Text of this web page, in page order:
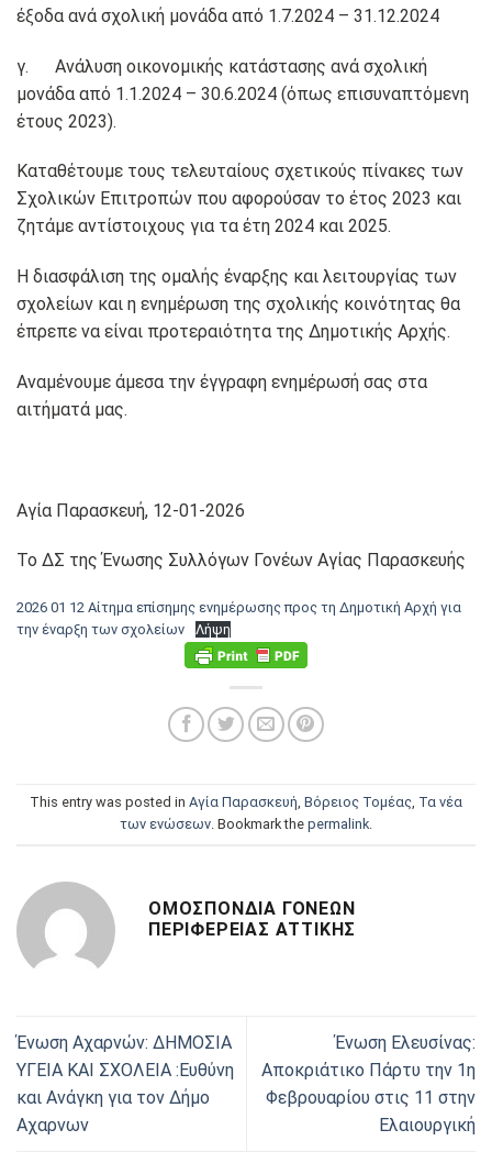
έξοδα ανά σχολική μονάδα από 1.7.2024 – 31.12.2024
γ. Ανάλυση οικονομικής κατάστασης ανά σχολική
μονάδα από 1.1.2024 – 30.6.2024 (όπως επισυναπτόμενη
έτους 2023).
Καταθέτουμε τους τελευταίους σχετικούς πίνακες των
Σχολικών Επιτροπών που αφορούσαν το έτος 2023 και
ζητάμε αντίστοιχους για τα έτη 2024 και 2025.
Η διασφάλιση της ομαλής έναρξης και λειτουργίας των
σχολείων και η ενημέρωση της σχολικής κοινότητας θα
έπρεπε να είναι προτεραιότητα της Δημοτικής Αρχής.
Αναμένουμε άμεσα την έγγραφη ενημέρωσή σας στα
αιτήματά μας.
Αγία Παρασκευή, 12-01-2026
Το ΔΣ της Ένωσης Συλλόγων Γονέων Αγίας Παρασκευής
2026 01 12 Αίτημα επίσημης ενημέρωσης προς τη Δημοτική Αρχή για
την έναρξη των σχολείων
Λήψη
This entry was posted in Αγία Παρασκευή, Βόρειος Τομέας, Τα νέα
των ενώσεων. Bookmark the permalink.
ΟΜΟΣΠΟΝΔΊΑ ΓΟΝΈΩΝ
ΠΕΡΙΦΈΡΕΙΑΣ ΑΤΤΙΚΉΣ
Ένωση Αχαρνών: ΔΗΜΟΣΙΑ
ΥΓΕΙΑ ΚΑΙ ΣΧΟΛΕΙΑ :Ευθύνη
και Ανάγκη για τον Δήμο
Αχαρνων
Ένωση Ελευσίνας:
Αποκριάτικο Πάρτυ την 1η
Φεβρουαρίου στις 11 στην
Ελαιουργική